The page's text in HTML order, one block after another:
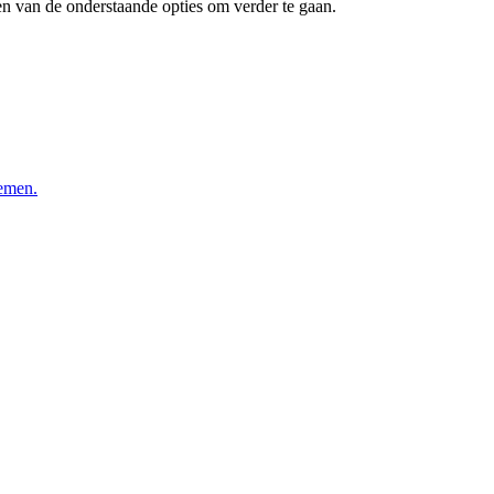
de onderstaande opties om verder te gaan.